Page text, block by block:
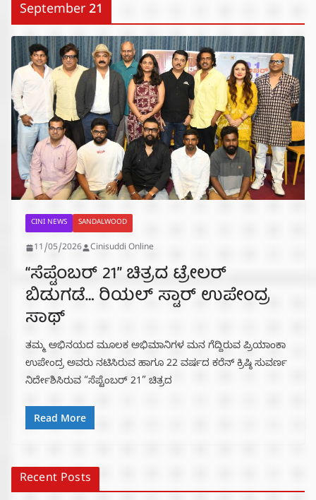
September 21
CINI NEWS SANDALWOOD
11/05/2026 Cinisuddi Online
“ಸೆಪ್ಟೆಂಬರ್ 21” ಚಿತ್ರದ ಟ್ರೇಲರ್
ಬಿಡುಗಡೆ… ರಿಯಲ್ ಸ್ಟಾರ್ ಉಪೇಂದ್ರ
ಸಾಥ್‌
ತಮ್ಮ ಅಭಿನಯದ ಮೂಲಕ ಅಭಿಮಾನಿಗಳ ಮನ ಗೆದ್ದಿರುವ ಪ್ರಿಯಾಂಕಾ
ಉಪೇಂದ್ರ ಅವರು ನಟಿಸಿರುವ ಹಾಗೂ 22 ವರ್ಷದ ಕರೆನ್ ಕ್ರಿಷ್ಠಿ ಸುವರ್ಣ
ನಿರ್ದೇಶಿಸಿರುವ “ಸೆಪ್ಟೆಂಬರ್ 21” ಚಿತ್ರದ
Read More
Recent Posts